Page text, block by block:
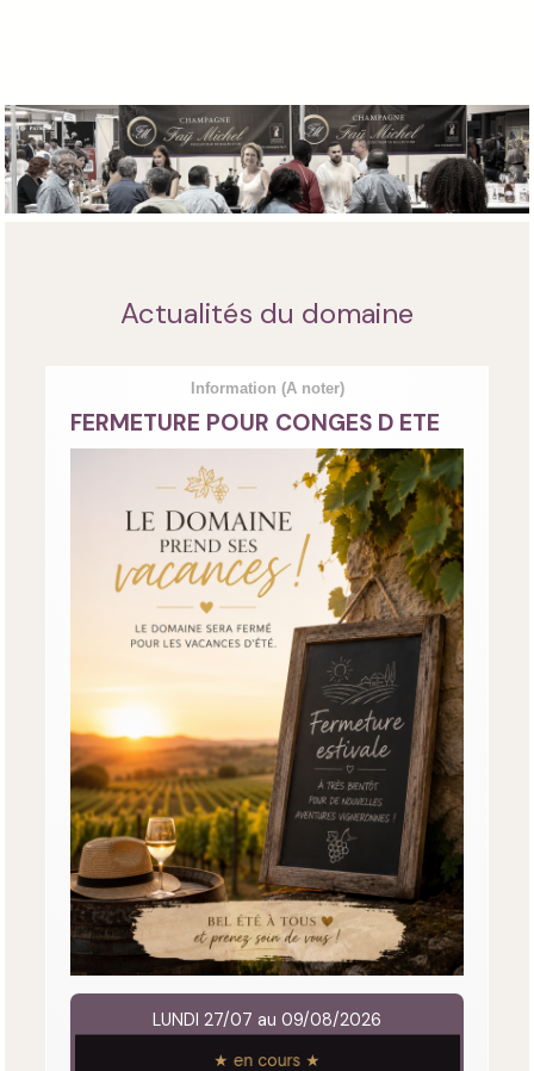
Actualités du domaine
Information (A noter)
FERMETURE POUR CONGES D ETE
LUNDI 27/07 au 09/08/2026
★ en cours ★